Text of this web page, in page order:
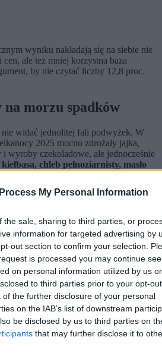
My Personal Information
the sale, sharing to third parties, or
information for targeted advertising by
out section to confirm your selection.
is processed you may continue
on personal information utilized by us or
to third parties prior to your opt-
the further disclosure of your personal
on the IAB’s list of downstream
be disclosed by us to third parties on
that may further disclose it to
wyniku nakładają się na siebie nie
ale też mniej korzystna baza
by nie czytać liczby 12,8 proc.
morzu spadków
nie widać jednolitej fali podwyżek. W
2025 mocno zdrożały jajka,
i wyroby czekoladowe, ale jednocześnie
chleb pełnoziarnisty, masło
czynienia z równomiernym wzrostem
potwierdza, że rynek działa według
scenariusza. W tygodniu przed
dochodził do ok. 66 zł, a tuż przed
dzięki promocjom. W tym samym czasie
badawczej UCE szacowali, że
6–7 proc. droższe niż rok wcześniej,
liczby promocji.